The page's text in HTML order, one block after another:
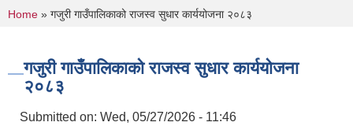
You are here
Home » गजुरी गाउँपालिकाको राजस्व सुधार कार्ययोजना २०८३
गजुरी गाउँपालिकाको राजस्व सुधार कार्ययोजना
२०८३
Submitted on: Wed, 05/27/2026 - 11:46